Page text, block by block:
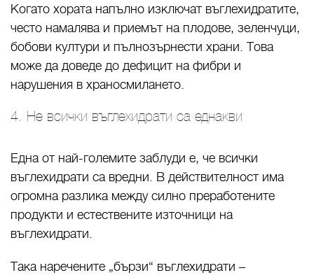
Когато хората напълно изключат въглехидратите,
често намалява и приемът на плодове, зеленчуци,
бобови култури и пълнозърнести храни. Това
може да доведе до дефицит на фибри и
нарушения в храносмилането.
4. Не всички въглехидрати са еднакви
Една от най-големите заблуди е, че всички
въглехидрати са вредни. В действителност има
огромна разлика между силно преработените
продукти и естествените източници на
въглехидрати.
Така наречените „бързи“ въглехидрати –